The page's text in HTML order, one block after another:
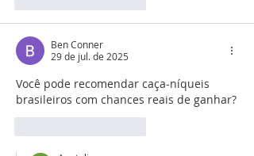
Ben Conner
29 de jul. de 2025
Você pode recomendar caça-níqueis
brasileiros com chances reais de ganhar?